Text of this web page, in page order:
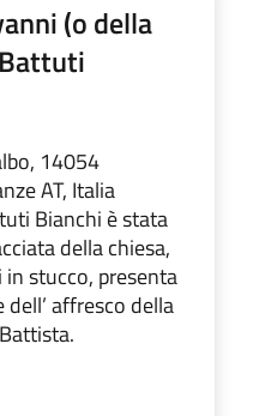
(o della
14054
AT, Italia
Bianchi è stata
della chiesa,
stucco, presenta
affresco della